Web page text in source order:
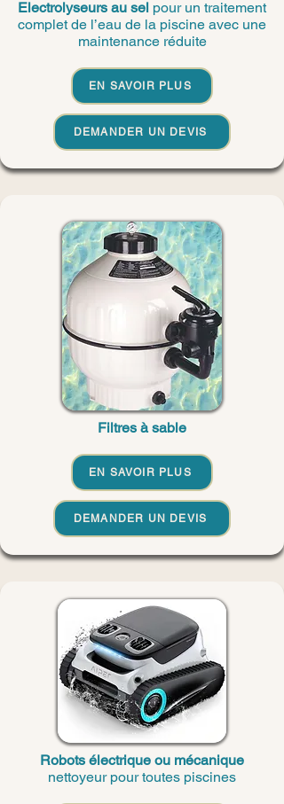
Electrolyseurs au sel pour un traitement
complet de l’eau de la piscine avec une
maintenance réduite
EN SAVOIR PLUS
DEMANDER UN DEVIS
Filtres à sable
EN SAVOIR PLUS
DEMANDER UN DEVIS
Robots électrique ou mécanique
nettoyeur pour toutes piscines